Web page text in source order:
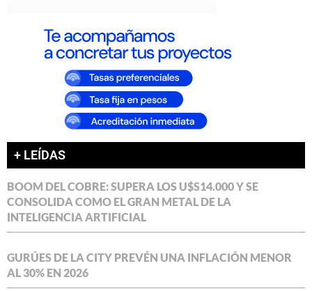
+ LEÍDAS
BOOM DEL COBRE: SUPERA LOS U$S14.000 Y SE
CONSOLIDA COMO EL GRAN METAL DE LA
INTELIGENCIA ARTIFICIAL
GURÚES DE LA CITY PREVÉN UNA INFLACIÓN MENOR
AL 30% EN 2026